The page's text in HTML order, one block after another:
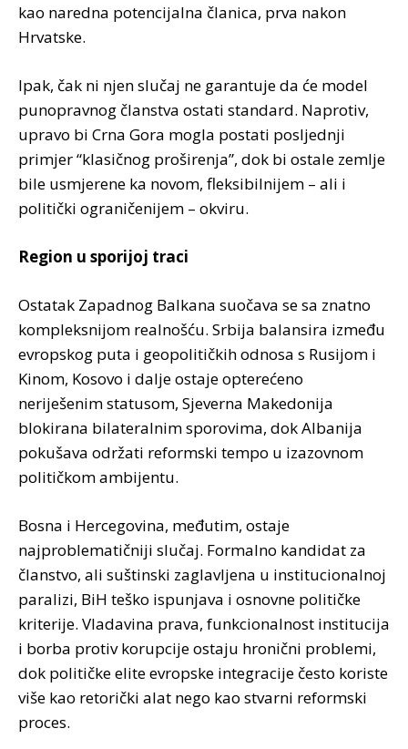
kao naredna potencijalna članica, prva nakon
Hrvatske.
Ipak, čak ni njen slučaj ne garantuje da će model
punopravnog članstva ostati standard. Naprotiv,
upravo bi Crna Gora mogla postati posljednji
primjer “klasičnog proširenja”, dok bi ostale zemlje
bile usmjerene ka novom, fleksibilnijem – ali i
politički ograničenijem – okviru.
Region u sporijoj traci
Ostatak Zapadnog Balkana suočava se sa znatno
kompleksnijom realnošću. Srbija balansira između
evropskog puta i geopolitičkih odnosa s Rusijom i
Kinom, Kosovo i dalje ostaje opterećeno
neriješenim statusom, Sjeverna Makedonija
blokirana bilateralnim sporovima, dok Albanija
pokušava održati reformski tempo u izazovnom
političkom ambijentu.
Bosna i Hercegovina, međutim, ostaje
najproblematičniji slučaj. Formalno kandidat za
članstvo, ali suštinski zaglavljena u institucionalnoj
paralizi, BiH teško ispunjava i osnovne političke
kriterije. Vladavina prava, funkcionalnost institucija
i borba protiv korupcije ostaju hronični problemi,
dok političke elite evropske integracije često koriste
više kao retorički alat nego kao stvarni reformski
proces.